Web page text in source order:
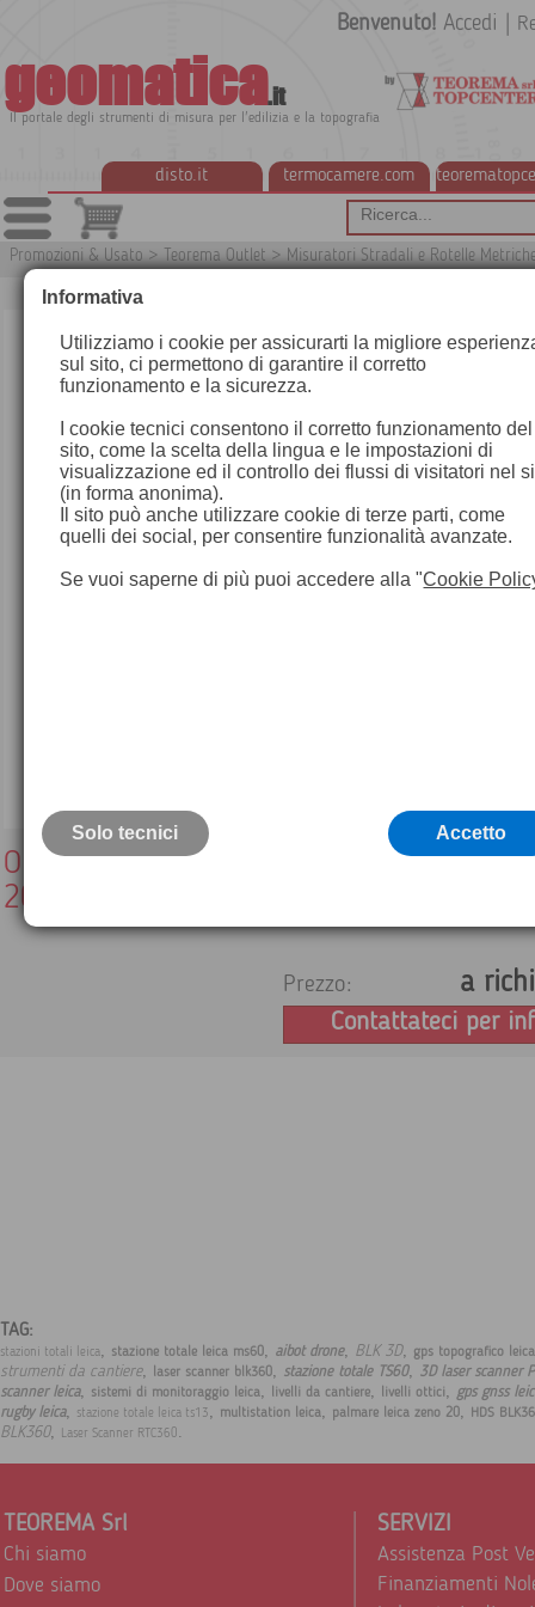
geomatica.it
Il portale degli strumenti di misura per l'edilizia e la topografia
disto.it termocamere.com
Benvenuto! Accedi
Promozioni & Usato > Teorema Outlet > Misuratori Stradali e Rotelle
Outlet - STANLEY DECAJOUR Rotella
20 mt con nastro in acciaio
Prezzo: a
Contattateci per
TAG:
stazioni totali leica, stazione totale leica ms60, aibot drone, BLK 3D, gps topografico leica
strumenti da cantiere, laser scanner blk360, stazione totale TS60, 3D laser scanner
scanner leica, sistemi di monitoraggio leica, livelli da cantiere, livelli ottici, gps gnss
rugby leica, stazione totale leica ts13, multistation leica, palmare leica zeno 20, HDS
BLK360, Laser Scanner RTC360.
TEOREMA Srl
Chi siamo
Dove siamo
SERVIZI
Assistenza Post
Finanziamenti
Informativa
Utilizziamo i cookie per assicurarti la migliore
sul sito, ci permettono di garantire il corretto
funzionamento e la sicurezza.
I cookie tecnici consentono il corretto funzionamento del
sito, come la scelta della lingua e le impostazioni di
visualizzazione ed il controllo dei flussi di visitatori nel
(in forma anonima).
Il sito può anche utilizzare cookie di terze parti, come
quelli dei social, per consentire funzionalità avanzate.
Se vuoi saperne di più puoi accedere alla "Cookie
Solo tecnici Accetto